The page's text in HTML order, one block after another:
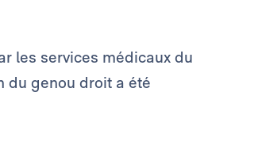
les services médicaux du
du genou droit a été